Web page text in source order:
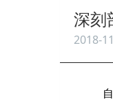
深刻
2018-